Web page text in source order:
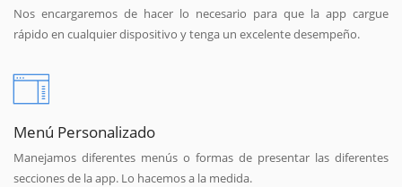
Nos encargaremos de hacer lo necesario para que la app cargue
rápido en cualquier dispositivo y tenga un excelente desempeño.
Menú Personalizado
Manejamos diferentes menús o formas de presentar las diferentes
secciones de la app. Lo hacemos a la medida.